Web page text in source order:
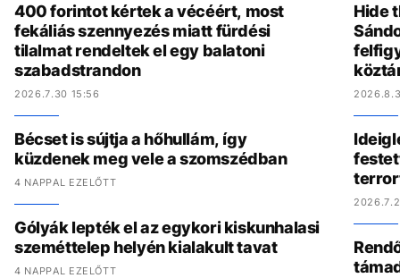
400 forintot kértek a vécéért, most
fekáliás szennyezés miatt fürdési
tilalmat rendeltek el egy balatoni
szabadstrandon
2026.7.30 15:56
Bécset is sújtja a hőhullám, így
küzdenek meg vele a szomszédban
4 NAPPAL EZELŐTT
Gólyák lepték el az egykori kiskunhalasi
szeméttelep helyén kialakult tavat
4 NAPPAL EZELŐTT
Hide